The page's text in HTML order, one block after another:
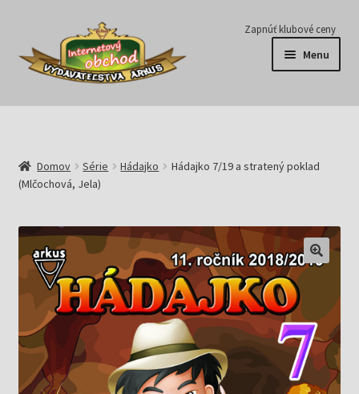
Preskočiť
navigáciu
Preskočiť
obsah
Zapnúť klubové ceny
Menu
Série
E-knihy
Predplatné
Pripravujeme
Pre školy
Knižný klub
Domov Série Hádajko
Hádajko 7/19 a stratený poklad
(Mlčochová, Jela)